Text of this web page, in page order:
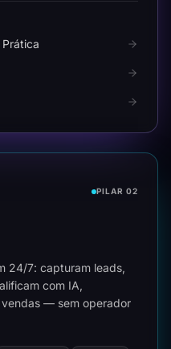
PILAR 02
24/7: capturam leads,
com IA,
vendas — sem operador